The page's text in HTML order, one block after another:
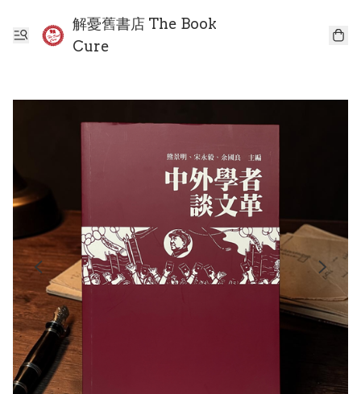
解憂舊書店 The Book
Cure